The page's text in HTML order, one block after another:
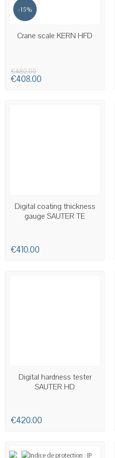
-15%
AVAILABLE
Crane scale KERN HFD
€480.00
€408.00
Digital coating thickness
gauge SAUTER TE
€410.00
AVAILABLE
Digital hardness tester
SAUTER HD
€420.00